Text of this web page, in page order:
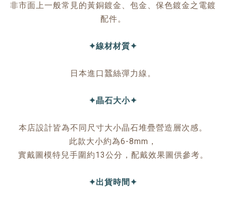
非市面上一般常見的黃銅鍍金、包金、保色鍍金之電鍍
配件。
✦線材材質✦
日本進口蠶絲彈力線。
✦晶石大小✦
本店設計皆為不同尺寸大小晶石堆疊營造層次感。
此款大小約為6-8mm，
實戴圖模特兒手圍約13公分，配戴效果圖供參考。
✦出貨時間✦